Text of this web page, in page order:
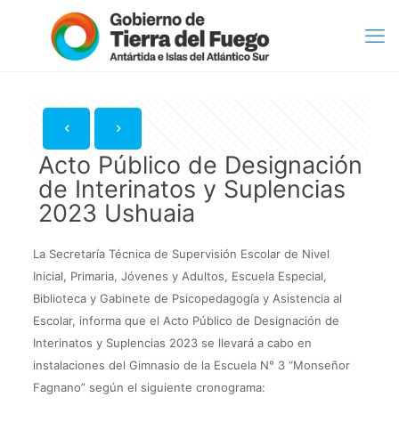
Acto Público de Designación
de Interinatos y Suplencias
2023 Ushuaia
La Secretaría Técnica de Supervisión Escolar de Nivel
Inicial, Primaria, Jóvenes y Adultos, Escuela Especial,
Biblioteca y Gabinete de Psicopedagogía y Asistencia al
Escolar, informa que el Acto Público de Designación de
Interinatos y Suplencias 2023 se llevará a cabo en
instalaciones del Gimnasio de la Escuela N° 3 “Monseñor
Fagnano” según el siguiente cronograma: